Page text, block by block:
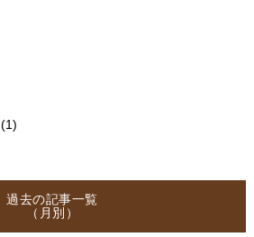
(1)
過去の記事一覧
（月別）